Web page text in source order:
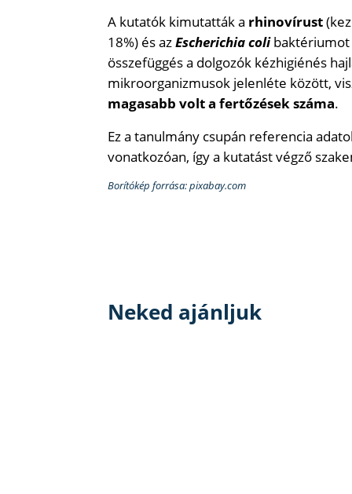
A kutatók kimutatták a rhinovírust
18%) és azEscherichia colibaktériumot
összefüggés a dolgozók kézhigiénés
mikroorganizmusok jelenléte között,
magasabb volt a fertőzések száma.
Ez a tanulmány csupán referencia
vonatkozóan, így a kutatást végző
Borítókép forrása: pixabay.com
Neked ajánljuk